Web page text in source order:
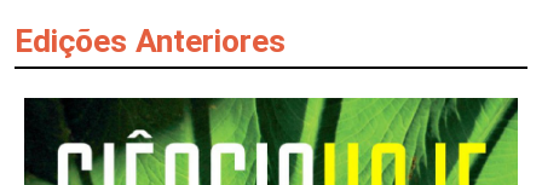
Edições Anteriores